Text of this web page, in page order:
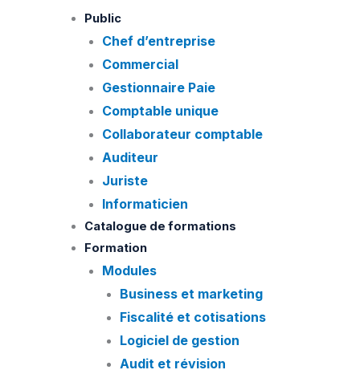
Public
Chef d’entreprise
Commercial
Gestionnaire Paie
Comptable unique
Collaborateur comptable
Auditeur
Juriste
Informaticien
Catalogue de formations
Formation
Modules
Business et marketing
Fiscalité et cotisations
Logiciel de gestion
Audit et révision